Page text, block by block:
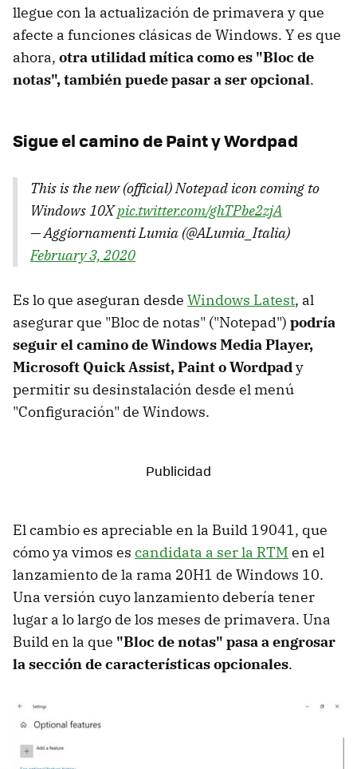
llegue con la actualización de primavera y que
afecte a funciones clásicas de Windows. Y es que
ahora, otra utilidad mítica como es "Bloc de
notas", también puede pasar a ser opcional.
Sigue el camino de Paint y Wordpad
This is the new (official) Notepad icon coming to
Windows 10Xpic.twitter.com/ghTPbe2zjA
— Aggiornamenti Lumia (@ALumia_Italia)
February 3, 2020
Es lo que aseguran desde Windows Latest, al
asegurar que "Bloc de notas" ("Notepad") podría
seguir el camino de Windows Media Player,
Microsoft Quick Assist, Paint o Wordpady
permitir su desinstalación desde el menú
"Configuración" de Windows.
El cambio es apreciable en la Build 19041, que
cómo ya vimos es candidata a ser la RTM en el
lanzamiento de la rama 20H1 de Windows 10.
Una versión cuyo lanzamiento debería tener
lugar a lo largo de los meses de primavera. Una
Build en la que "Bloc de notas" pasa a engrosar
la sección de características opcionales.